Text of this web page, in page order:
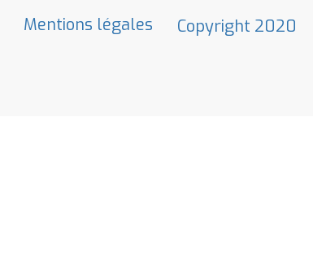
Mentions légales Copyright 2020